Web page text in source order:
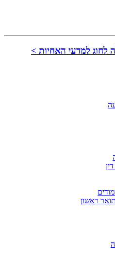
למדעי האחיות >
ראשון